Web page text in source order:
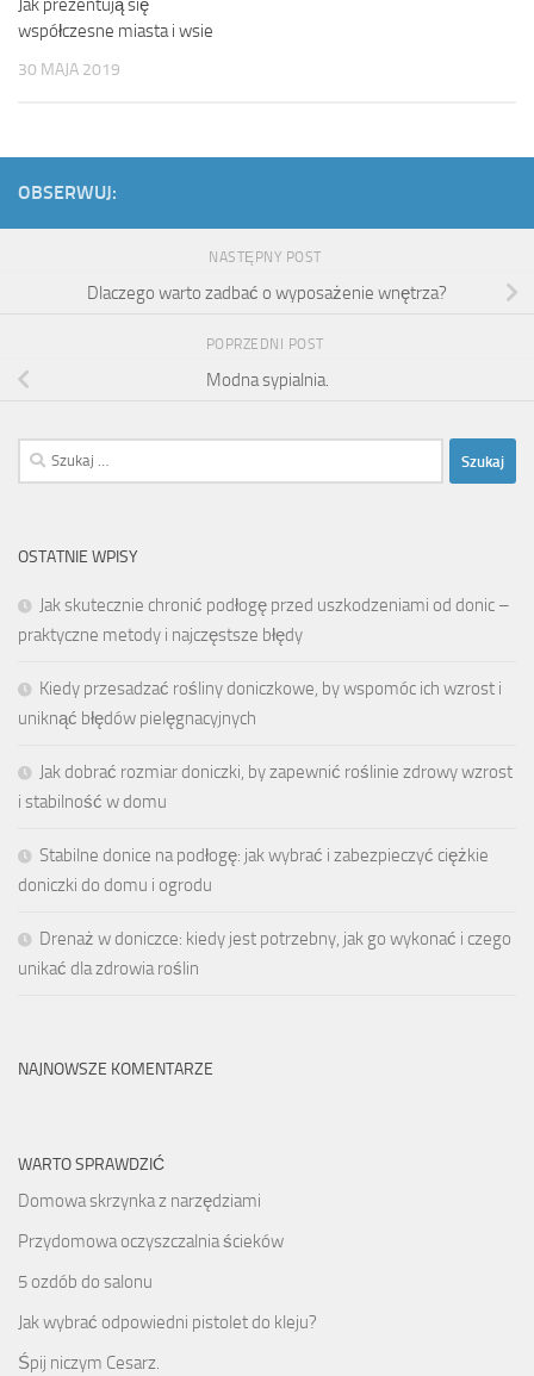
Jak prezentują się
współczesne miasta i wsie
30 MAJA 2019
OBSERWUJ:
NASTĘPNY POST
Dlaczego warto zadbać o wyposażenie wnętrza?
POPRZEDNI POST
Modna sypialnia.
Szukaj:
OSTATNIE WPISY
Jak skutecznie chronić podłogę przed uszkodzeniami od donic –
praktyczne metody i najczęstsze błędy
Kiedy przesadzać rośliny doniczkowe, by wspomóc ich wzrost i
uniknąć błędów pielęgnacyjnych
Jak dobrać rozmiar doniczki, by zapewnić roślinie zdrowy wzrost
i stabilność w domu
Stabilne donice na podłogę: jak wybrać i zabezpieczyć ciężkie
doniczki do domu i ogrodu
Drenaż w doniczce: kiedy jest potrzebny, jak go wykonać i czego
unikać dla zdrowia roślin
NAJNOWSZE KOMENTARZE
WARTO SPRAWDZIĆ
Domowa skrzynka z narzędziami
Przydomowa oczyszczalnia ścieków
5 ozdób do salonu
Jak wybrać odpowiedni pistolet do kleju?
Śpij niczym Cesarz.